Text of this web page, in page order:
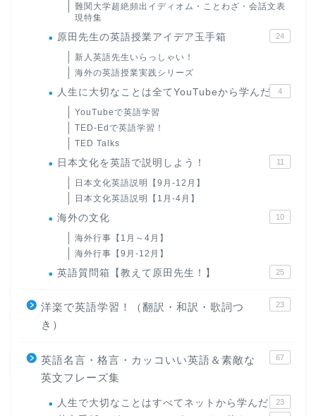
難関大学超絶頻出イディオム・ことわざ・会話文表
現特集
原田先生の英語授業アイデア玉手箱 24
新人英語先生いらっしゃい！
海外の英語授業実践シリーズ
人生に大切なことは全てYouTubeから学んだ 4
YouTubeで英語学習
TED-Edで英語学習！
TED Talks
日本文化を英語で説明しよう！ 11
日本文化英語説明【9月-12月】
日本文化英語説明【1月-4月】
海外の文化 10
海外行事【1月～4月】
海外行事【9月-12月】
英語質問箱【教えて原田先生！】 25
洋楽で英語学習！（翻訳・和訳・歌詞つ
き）
23
英語名言・格言・カッコいい英語＆素敵な
英文フレーズ集
67
人生で大切なことはすべてネットから学んだ 23